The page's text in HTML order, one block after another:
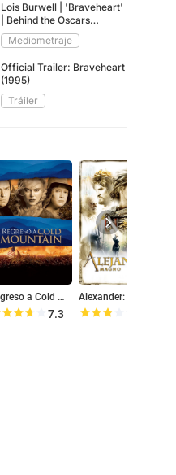
Lois Burwell | 'Braveheart'
| Behind the Oscars
Speech
Mediometraje
Official Trailer: Braveheart
(1995)
Tráiler
Regreso a Cold Mountain
7.3